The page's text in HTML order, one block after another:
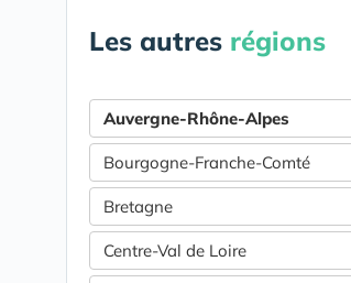
Les autres régions
Auvergne-Rhône-Alpes
Bourgogne-Franche-Comté
Bretagne
Centre-Val de Loire